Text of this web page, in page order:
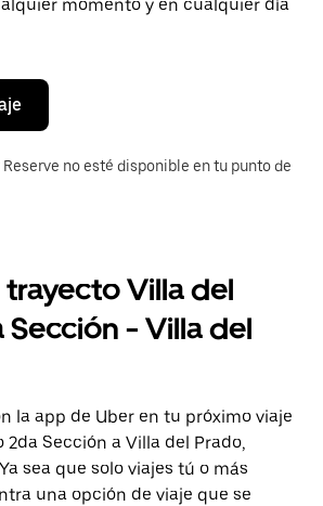
momento y en cualquier día
no esté disponible en tu punto de
trayecto Villa del
Sección - Villa del
la app de Uber en tu próximo viaje
2da Sección a Villa del Prado,
sea que solo viajes tú o más
una opción de viaje que se